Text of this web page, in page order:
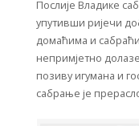
Послије Владике
упутивши ријечи
домаћима и
непримјетно
позиву игумана и
сабрање је